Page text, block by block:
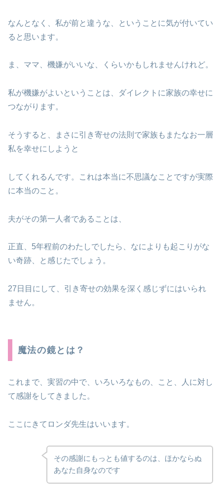
なんとなく、私が前と違うな、ということに気が付いてい
ると思います。
ま、ママ、機嫌がいいな、くらいかもしれませんけれど。
私が機嫌がよいということは、ダイレクトに家族の幸せに
つながります。
そうすると、まさに引き寄せの法則で家族もまたなお一層
私を幸せにしようと
してくれるんです。これは本当に不思議なことですが実際
に本当のこと。
夫がその第一人者であることは、
正直、5年程前のわたしでしたら、なによりも起こりがな
い奇跡、と感じたでしょう。
27日目にして、引き寄せの効果を深く感じずにはいられ
ません。
魔法の鏡とは？
これまで、実習の中で、いろいろなもの、こと、人に対し
て感謝をしてきました。
ここにきてロンダ先生はいいます。
その感謝にもっとも値するのは、ほかならぬ
あなた自身なのです